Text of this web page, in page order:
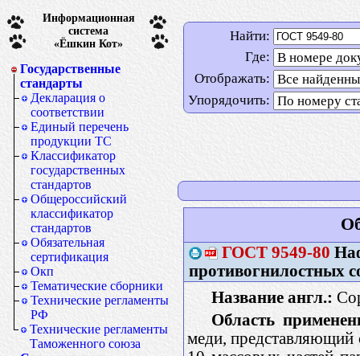
Информационная
система
«Ёшкин Кот»
Государственные
стандарты
Декларация о
соответствии
Единый перечень
продукции ТС
Классификатор
государственных
стандартов
Общероссийский
классификатор
стандартов
Обязательная
сертификация
Окп
Тематические сборники
Технические регламенты
РФ
Технические регламенты
Таможенного союза
Найти:
Где:
Отображать:
Упорядочить:
ГОСТ 9549-80
противогнилостных
Название англ.:
Область
меди, представляющий